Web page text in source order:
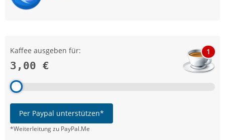
Kaffee ausgeben für:
3,00 €
1
Per Paypal unterstützen*
*Weiterleitung zu PayPal.Me